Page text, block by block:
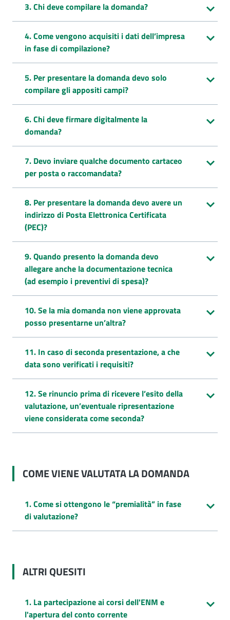
3. Chi deve compilare la domanda?
4. Come vengono acquisiti i dati dell’impresa
in fase di compilazione?
5. Per presentare la domanda devo solo
compilare gli appositi campi?
6. Chi deve firmare digitalmente la
domanda?
7. Devo inviare qualche documento cartaceo
per posta o raccomandata?
8. Per presentare la domanda devo avere un
indirizzo di Posta Elettronica Certificata
(PEC)?
9. Quando presento la domanda devo
allegare anche la documentazione tecnica
(ad esempio i preventivi di spesa)?
10. Se la mia domanda non viene approvata
posso presentarne un’altra?
11. In caso di seconda presentazione, a che
data sono verificati i requisiti?
12. Se rinuncio prima di ricevere l’esito della
valutazione, un’eventuale ripresentazione
viene considerata come seconda?
COME VIENE VALUTATA LA DOMANDA
1. Come si ottengono le “premialità” in fase
di valutazione?
ALTRI QUESITI
1. La partecipazione ai corsi dell'ENM e
l'apertura del conto corrente